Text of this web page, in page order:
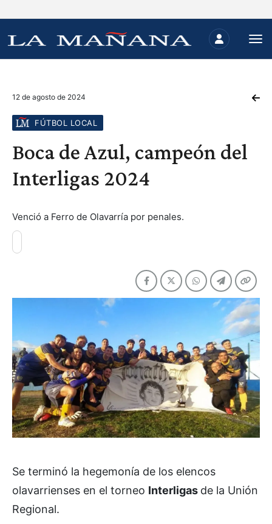
12 de agosto de 2024
FÚTBOL LOCAL
Boca de Azul, campeón del
Interligas 2024
Venció a Ferro de Olavarría por penales.
Se terminó la hegemonía de los elencos
olavarrienses en el torneo Interligas de la Unión
Regional.